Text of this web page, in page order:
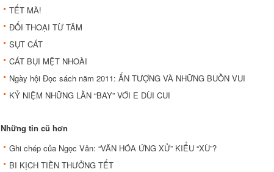
TẾT MÀ!
ĐỐI THOẠI TỪ TÂM
SỤT CÁT
CÁT BỤI MỆT NHOÀI
Ngày hội Ðọc sách năm 2011: ẤN TƯỢNG VÀ NHỮNG BUỒN VUI
KỶ NIỆM NHỮNG LẦN “BAY” VỚI E DÙI CUI
Những tin cũ hơn
Ghi chép của Ngọc Vân: “VĂN HÓA ỨNG XỬ” KIỂU “XÙ”?
BI KỊCH TIỀN THƯỞNG TẾT